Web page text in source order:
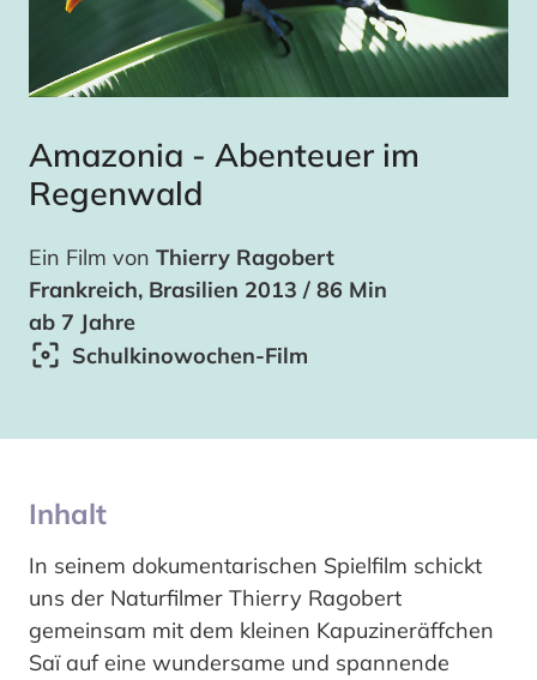
Amazonia - Abenteuer im
Regenwald
Ein Film von Thierry Ragobert
Frankreich, Brasilien 2013 / 86 Min
ab 7 Jahre
Schulkinowochen-Film
Inhalt
In seinem dokumentarischen Spielfilm schickt
uns der Naturfilmer Thierry Ragobert
gemeinsam mit dem kleinen Kapuzineräffchen
Saï auf eine wundersame und spannende